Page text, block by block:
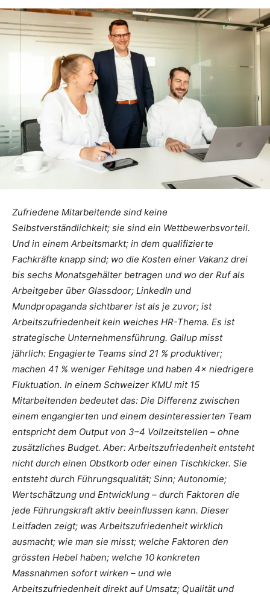
Zufriedene Mitarbeitende sind keine
Selbstverständlichkeit; sie sind ein Wettbewerbsvorteil.
Und in einem Arbeitsmarkt; in dem qualifizierte
Fachkräfte knapp sind; wo die Kosten einer Vakanz drei
bis sechs Monatsgehälter betragen und wo der Ruf als
Arbeitgeber über Glassdoor; LinkedIn und
Mundpropaganda sichtbarer ist als je zuvor; ist
Arbeitszufriedenheit kein weiches HR-Thema. Es ist
strategische Unternehmensführung. Gallup misst
jährlich: Engagierte Teams sind 21 % produktiver;
machen 41 % weniger Fehltage und haben 4× niedrigere
Fluktuation. In einem Schweizer KMU mit 15
Mitarbeitenden bedeutet das: Die Differenz zwischen
einem engangierten und einem desinteressierten Team
entspricht dem Output von 3–4 Vollzeitstellen – ohne
zusätzliches Budget. Aber: Arbeitszufriedenheit entsteht
nicht durch einen Obstkorb oder einen Tischkicker. Sie
entsteht durch Führungsqualität; Sinn; Autonomie;
Wertschätzung und Entwicklung – durch Faktoren die
jede Führungskraft aktiv beeinflussen kann. Dieser
Leitfaden zeigt; was Arbeitszufriedenheit wirklich
ausmacht; wie man sie misst; welche Faktoren den
grössten Hebel haben; welche 10 konkreten
Massnahmen sofort wirken – und wie
Arbeitszufriedenheit direkt auf Umsatz; Qualität und